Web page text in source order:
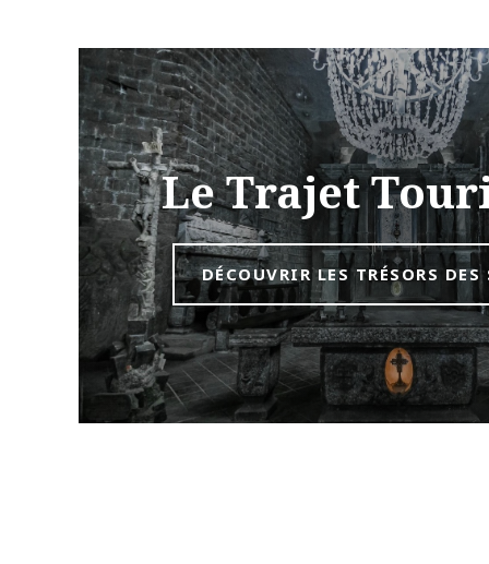
Le Trajet
DÉCOUVRIR LES TRÉSORS